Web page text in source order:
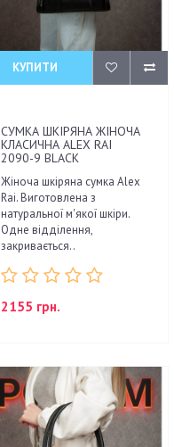
КУПИТИ
СУМКА ШКІРЯНА ЖІНОЧА
КЛАСИЧНА ALEX RAI
2090-9 BLACK
Жіноча шкіряна сумка Alex
Rai. Виготовлена з
натуральної м'якої шкіри.
Одне відділення,
закривається..
2155 грн.